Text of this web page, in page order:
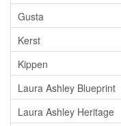
Gusta
Kerst
Kippen
Laura Ashley Blueprint
Laura Ashley Heritage